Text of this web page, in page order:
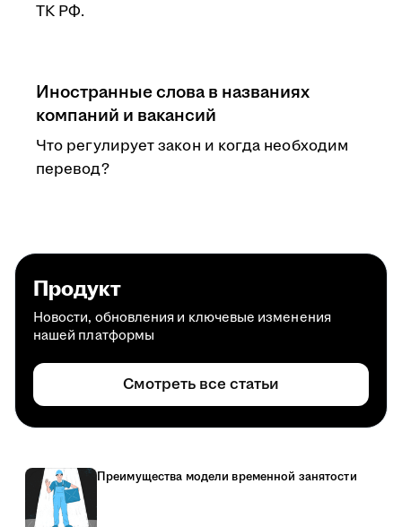
ТК РФ.
Иностранные слова в названиях
компаний и вакансий
Что регулирует закон и когда необходим
перевод?
Продукт
Новости, обновления и ключевые изменения
нашей платформы
Смотреть все статьи
Преимущества модели временной занятости